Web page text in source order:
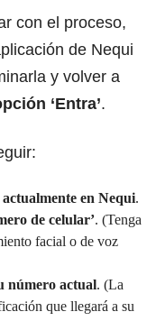
con el proceso,
de Nequi
y volver a
‘Entra’.
en Nequi.
de celular’. (Tenga
facial o de voz
número actual. (La
que llegará a su